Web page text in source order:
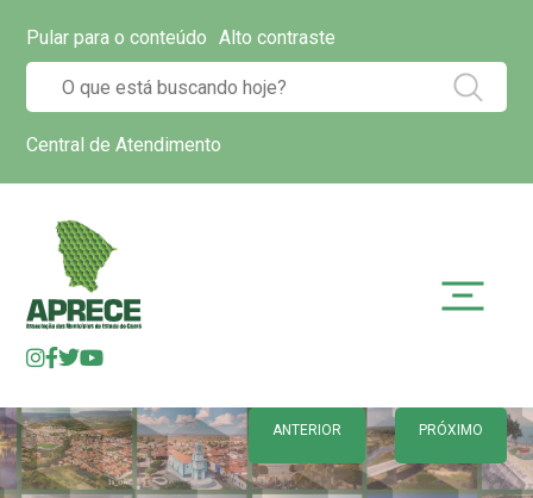
Pular para o conteúdo Alto contraste
Central de Atendimento
ANTERIOR PRÓXIMO